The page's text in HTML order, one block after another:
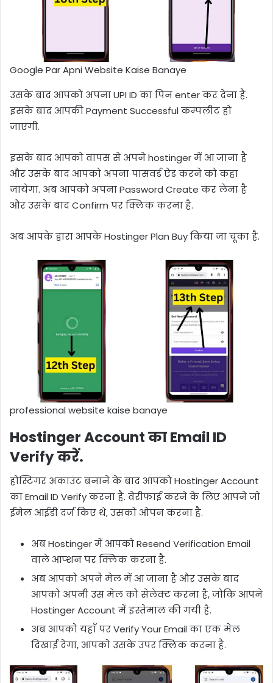
Google Par Apni Website Kaise Banaye
उसके बाद आपको अपना UPI ID का पिन enter कर देना है.
इसके बाद आपकी Payment Successful कम्पलीट हो
जाएगी.
इसके बाद आपको वापस से अपने hostinger में आ जाना है
और उसके बाद आपको अपना पासवर्ड ऐड करने को कहा
जायेगा. अब आपको अपना Password Create कर लेना है
और उसके बाद Confirm पर क्लिक करना है.
अब आपके द्वारा आपके Hostinger Plan Buy किया जा चूका है.
professional website kaise banaye
Hostinger Account का Email ID
Verify करें.
होस्टिंगर अकाउंट बनाने के बाद आपको Hostinger Account
का Email ID Verify करना है. वेरीफाई करने के लिए आपने जो
ईमेल आईडी दर्ज किए थे, उसको ओपन करना है.
अब Hostinger में आपको Resend Verification Email
वाले आप्शन पर क्लिक करना है.
अब आपको अपने मेल में आ जाना है और उसके बाद
आपको अपनी उस मेल को सेलेक्ट करना है, जोकि आपने
Hostinger Account में इस्तेमाल की गयी है.
अब आपको यहाँ पर Verify Your Email का एक मेल
दिखाई देगा, आपको उसके उपर क्लिक करना है.